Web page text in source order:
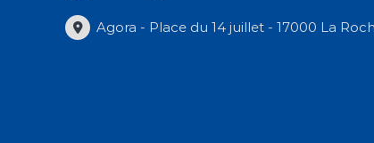
Agora - Place du 14 juillet - 17000 La